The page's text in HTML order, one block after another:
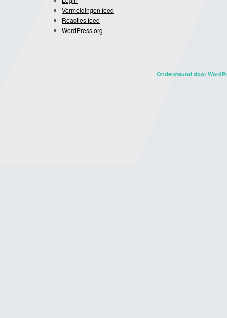
Vermeldingen feed
Reacties feed
WordPress.org
Ondersteund door